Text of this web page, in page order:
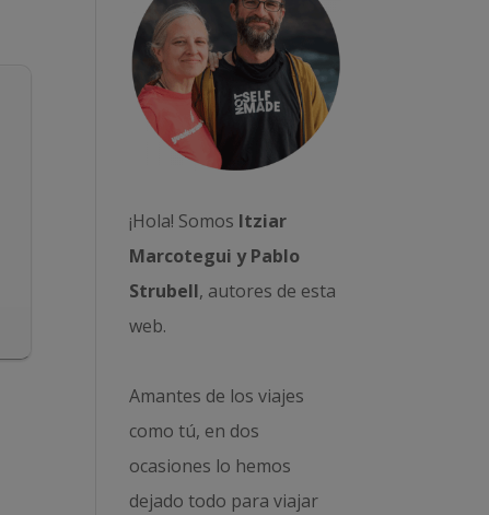
¡Hola! Somos Itziar
Marcotegui y Pablo
Strubell, autores de esta
web.
Amantes de los viajes
como tú, en dos
ocasiones lo hemos
dejado todo para viajar